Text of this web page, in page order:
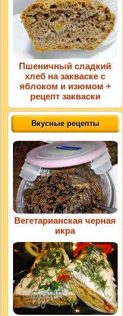
Пшеничный сладкий
хлеб на закваске с
яблоком и изюмом +
рецепт закваски
Вкусные рецепты
Вегетарианская черная
икра